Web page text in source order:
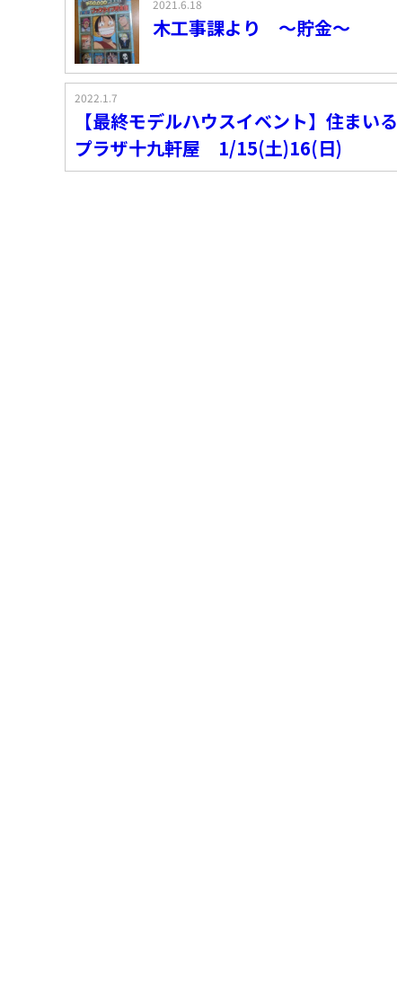
2021.6.18
木工事課より ～貯金～
2022.1.7
【最終モデルハウスイベント】住まいる
プラザ十九軒屋 1/15(土)16(日)